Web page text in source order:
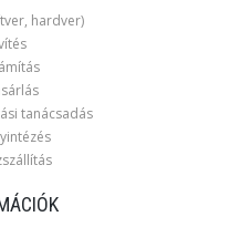
hardver)
tanácsadás